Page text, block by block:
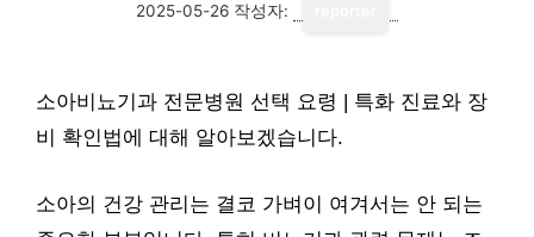
2025-05-26 작성자:
소아비뇨기과 전문병원 선택 요령 | 특화 진료와 장
비 확인법에 대해 알아보겠습니다.
소아의 건강 관리는 결코 가벼이 여겨서는 안 되는